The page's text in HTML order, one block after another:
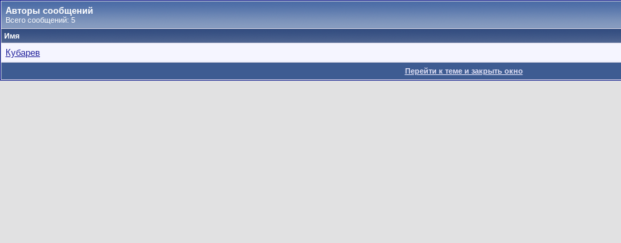
Авторы сообщений
Всего сообщений: 5
Имя
Кубарев
Перейти к теме и закрыть окно